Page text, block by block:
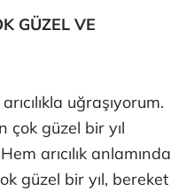
GÜZEL VE
uğraşıyorum.
çok güzel bir yıl
arıcılık anlamında
güzel bir yıl, bereket